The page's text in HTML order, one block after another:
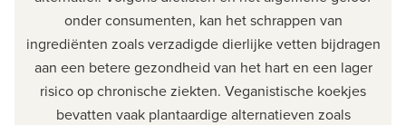
onder consumenten, kan het schrappen van
ingrediënten zoals verzadigde dierlijke vetten bijdragen
aan een betere gezondheid van het hart en een lager
risico op chronische ziekten. Veganistische koekjes
bevatten vaak plantaardige alternatieven zoals